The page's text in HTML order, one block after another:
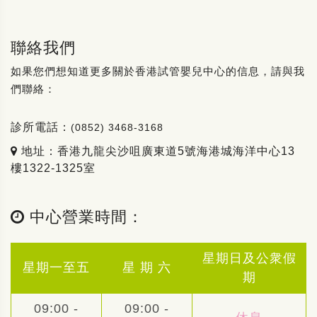
聯絡我們
如果您們想知道更多關於香港試管嬰兒中心的信息，請與我
們聯絡：
診所電話： (0852) 3468-3168
地址：香港九龍尖沙咀廣東道5號海港城海洋中心13
樓1322-1325室
中心營業時間：
星期一至五 星 期 六
星期日及公衆假
期
09:00 - 09:00 -